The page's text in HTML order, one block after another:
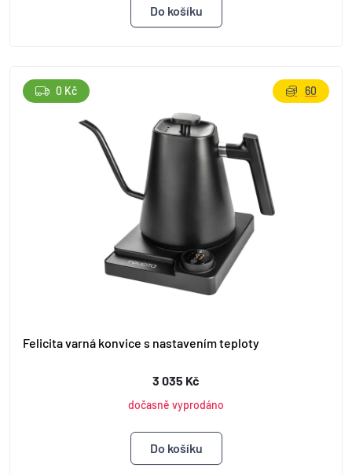
Felicita varná konvice s nastavením teploty
3 035 Kč
dočasně vyprodáno
0 Kč 60